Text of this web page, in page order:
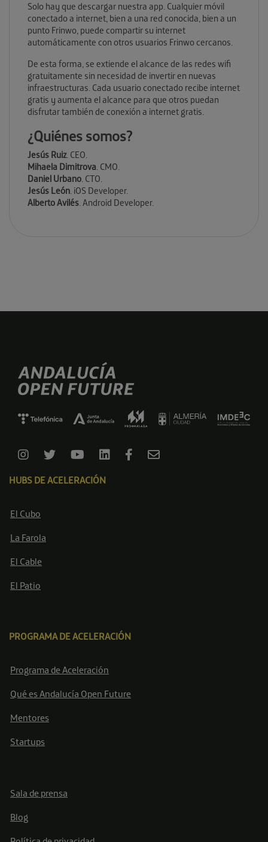
Solo hay que descargar nuestra app. Cualquier móvil
conectado a internet, bien a una red conocida, bien a un
punto Frinwo, puede compartir su internet
automáticamente con otros usuarios Frinwo cercanos.
De esta forma, se extiende el alcance de las redes wifi
gratuitamente sin necesidad de invertir en nuevas
infraestructuras. Cada usuario conectado recibe internet
gratis y aumenta el alcance para que otros puedan
disfrutar también de conexión a internet gratis.
¿Quiénes somos?
Jesús Ruiz. CEO.
Mihaela Dimitrova. CMO.
Daniel Urbano. CTO.
Jesús León. iOS Developer.
Alberto Avilés. Android Developer.
HUBS DE ACELERACIÓN
El Cubo
La Farola
El Cable
El Patio
PROGRAMA DE ACELERACIÓN
Programa de Aceleración
Qué es Andalucía Open Future
Mentores
Startups
Sala de prensa
Blog